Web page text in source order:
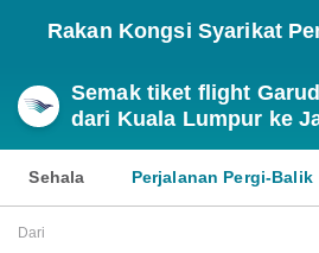
Rakan Kongsi Syarikat
Semak tiket flight
dari Kuala Lumpur ke
Sehala Perjalanan Pergi-Balik
Dari